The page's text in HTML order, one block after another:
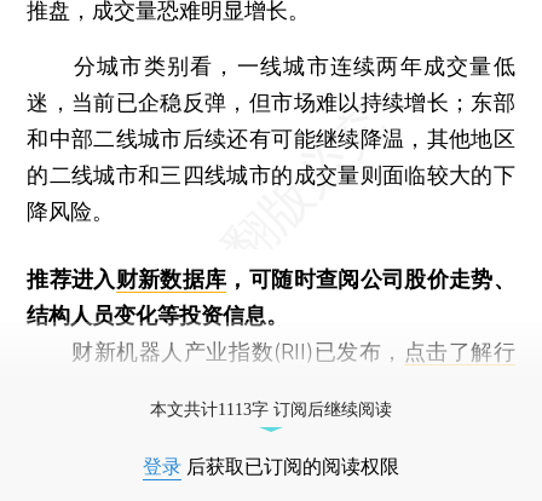
推盘，成交量恐难明显增长。
分城市类别看，一线城市连续两年成交量低
迷，当前已企稳反弹，但市场难以持续增长；东部
和中部二线城市后续还有可能继续降温，其他地区
的二线城市和三四线城市的成交量则面临较大的下
降风险。
推荐进入财新数据库 ，可随时查阅公司股价走势、
结构人员变化等投资信息。
财新机器人产业指数(RII)已发布， 点击了解行
本文共计1113字 订阅后继续阅读
登录 后获取已订阅的阅读权限